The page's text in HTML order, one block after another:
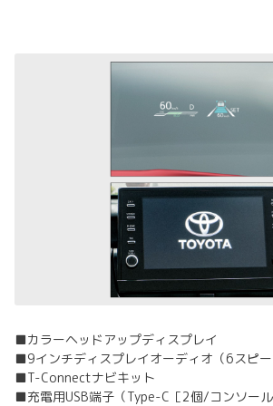
■カラーヘッドアップディスプレイ
■9インチディスプレイオーディオ（6スピー
■T-Connectナビキット
■充電用USB端子（Type-C［2個/コンソール